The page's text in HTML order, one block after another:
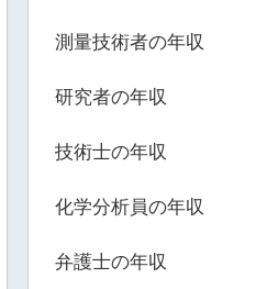
測量技術者の年収
研究者の年収
技術士の年収
化学分析員の年収
弁護士の年収